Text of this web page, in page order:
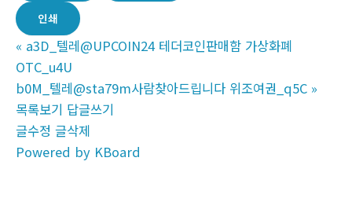
인쇄
« a3D_텔레@UPCOIN24 테더코인판매함 가상화폐
OTC_u4U
b0M_텔레@sta79m사람찾아드립니다 위조여권_q5C »
목록보기 답글쓰기
글수정 글삭제
Powered by KBoard